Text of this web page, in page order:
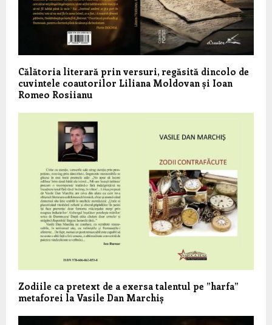
Călătoria literară prin versuri, regăsită dincolo de
cuvintele coautorilor Liliana Moldovan și Ioan
Romeo Rosiianu
Zodiile ca pretext de a exersa talentul pe ”harfa”
metaforei la Vasile Dan Marchiș